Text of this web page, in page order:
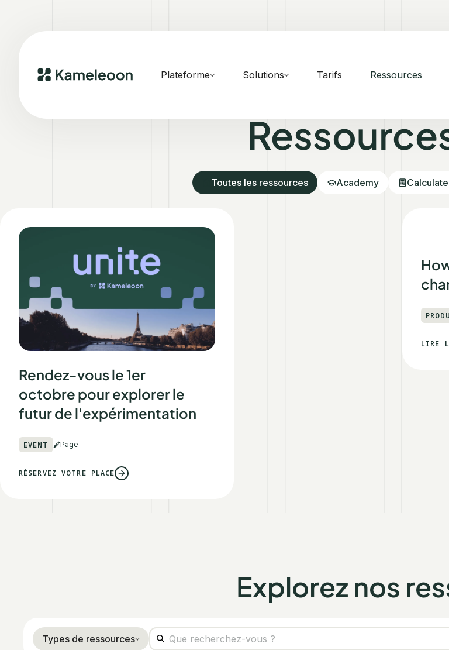
Plateforme Solutions Tarifs Ressources
Toutes les ressources Academy
Rendez-vous le 1er
octobre pour explorer le
futur de l'expérimentation
EVENT Page
RÉSERVEZ VOTRE PLACE
LIRE
Explorez nos
Types de ressources